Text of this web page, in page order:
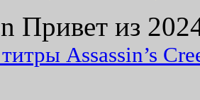
Привет из
Assassin’s